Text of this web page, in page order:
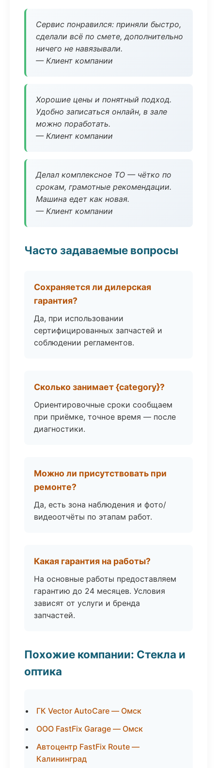
Сервис понравился: приняли быстро,
сделали всё по смете, дополнительно
ничего не навязывали.
— Клиент компании
Хорошие цены и понятный подход.
Удобно записаться онлайн, в зале
можно поработать.
— Клиент компании
Делал комплексное ТО — чётко по
срокам, грамотные рекомендации.
Машина едет как новая.
— Клиент компании
Часто задаваемые вопросы
Сохраняется ли дилерская
гарантия?
Да, при использовании
сертифицированных запчастей и
соблюдении регламентов.
Сколько занимает {category}?
Ориентировочные сроки сообщаем
при приёмке, точное время — после
диагностики.
Можно ли присутствовать при
ремонте?
Да, есть зона наблюдения и фото/
видеоотчёты по этапам работ.
Какая гарантия на работы?
На основные работы предоставляем
гарантию до 24 месяцев. Условия
зависят от услуги и бренда
запчастей.
Похожие компании: Стекла и
оптика
ГК Vector AutoCare — Омск
ООО FastFix Garage — Омск
Автоцентр FastFix Route —
Калининград